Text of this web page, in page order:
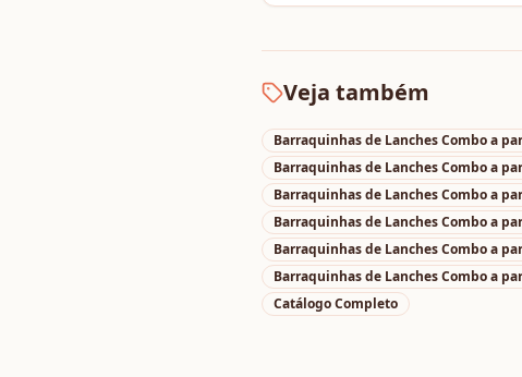
Veja também
Barraquinhas de Lanches Combo a
Barraquinhas de Lanches Combo a
Barraquinhas de Lanches Combo a
Barraquinhas de Lanches Combo a
Barraquinhas de Lanches Combo a
Barraquinhas de Lanches Combo a
Catálogo Completo